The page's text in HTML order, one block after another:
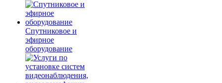
Спутниковое и
эфирное
оборудование